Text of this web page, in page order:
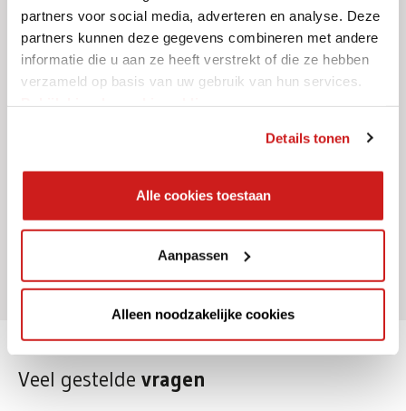
partners voor social media, adverteren en analyse. Deze
partners kunnen deze gegevens combineren met andere
informatie die u aan ze heeft verstrekt of die ze hebben
verzameld op basis van uw gebruik van hun services.
Details tonen
Alle cookies toestaan
Aanpassen
Alleen noodzakelijke cookies
Schoon zand
Dit mag niet;
Grond met onkruid
Veel gestelde vragen